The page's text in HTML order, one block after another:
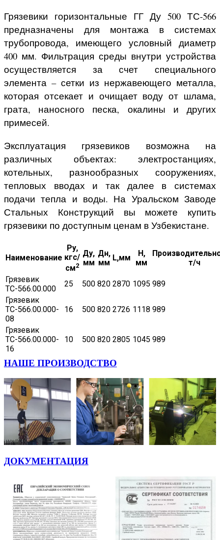
Грязевики горизонтальные ГГ Ду 500 ТС-566
предназначены для монтажа в системах
трубопровода, имеющего условный диаметр
400 мм. Фильтрация среды внутри устройства
осуществляется за счет специального
элемента – сетки из нержавеющего металла,
которая отсекает и очищает воду от шлама,
грата, наносного песка, окалины и других
примесей.
Эксплуатация грязевиков возможна на
различных объектах: электростанциях,
котельных, разнообразных сооружениях,
тепловых вводах и так далее в системах
подачи тепла и воды. На Уральском Заводе
Стальных Конструкций вы можете купить
грязевики по доступным ценам в Узбекистане.
Наименование
Ру,
кгс/
см2
Ду,
мм
Дн,
мм
L,мм
H,
мм
т/ч
Грязевик
ТС-566.00.000
25 500 820 2870 1095 989
Грязевик
ТС-566.00.000-
08
16 500 820 2726 1118 989
Грязевик
ТС-566.00.000-
16
10 500 820 2805 1045 989
НАШЕ ПРОИЗВОДСТВО
ДОКУМЕНТАЦИЯ